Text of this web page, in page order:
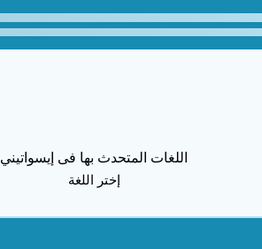
اللغات المتحدث بها فى إيسواتيني
إختر اللغة